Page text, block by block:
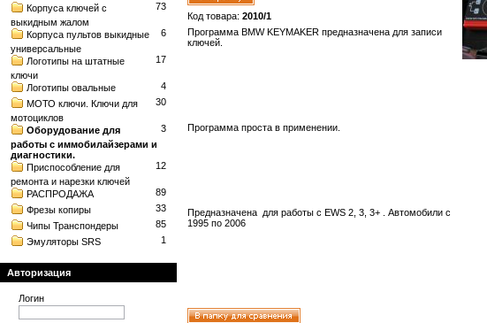
73
Корпуса ключей с
выкидным жалом
6
Корпуса пультов выкидные
универсальные
17
Логотипы на штатные
ключи
4
Логотипы овальные
30
МОТО ключи. Ключи для
мотоциклов
3
Оборудование для
работы с иммобилайзерами и
диагностики.
12
Приспособление для
ремонта и нарезки ключей
89
РАСПРОДАЖА
33
Фрезы копиры
85
Чипы Транспондеры
1
Эмуляторы SRS
Авторизация
Логин
Код товара: 2010/1
Программа BMW KEYMAKER предназначена для записи
ключей.
Программа проста в применении.
Предназначена для работы с EWS 2, 3, 3+ . Автомобили с
1995 по 2006